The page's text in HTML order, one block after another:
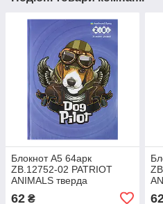
Блокнот А5 64арк
ZB.12752-02 PATRIOT
ANIMALS тверда
обкладинка, мат.лам.+лак
62 ₴